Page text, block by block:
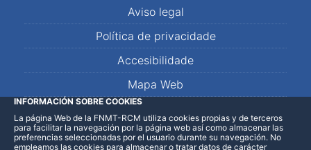
Aviso legal
Política de privacidade
Accesibilidade
Mapa Web
LinkedInFacebookWhatsApp
INFORMACIÓN SOBRE COOKIES
La página Web de la FNMT-RCM utiliza cookies propias y de terceros
para facilitar la navegación por la página web así como almacenar las
preferencias seleccionadas por el usuario durante su navegación. No
empleamos las cookies para almacenar o tratar datos de carácter